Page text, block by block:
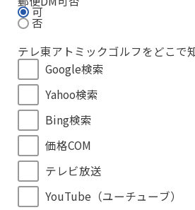
可
否
テレ東アトミックゴルフをどこで
Google検索
Yahoo検索
Bing検索
価格COM
テレビ放送
YouTube（ユーチューブ）